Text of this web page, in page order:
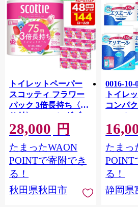
トイレットペーパー
スコッティ フラワー
パック 3倍長持ち〈香
り付〉4ロール(ダブ
ル)×12パック 日用品
最短翌日発送 [スコッ
ティ フラワーパック
トイレットペーパー
日本製紙クレシア] 秋
田県秋田市
28,000 円
たまったWAON
POINTで寄附でき
る！
秋田県秋田市
0016-
トイレ
コンパ
ロール
ール 1.5
トイレ
シングル
香りつ
品 備蓄
たまっ
POINT
る！
静岡県